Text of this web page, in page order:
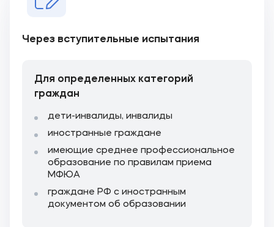
Через вступительные испытания
Для определенных категорий
граждан
дети-инвалиды, инвалиды
иностранные граждане
имеющие среднее профессиональное
образование по правилам приема
МФЮА
граждане РФ с иностранным
документом об образовании